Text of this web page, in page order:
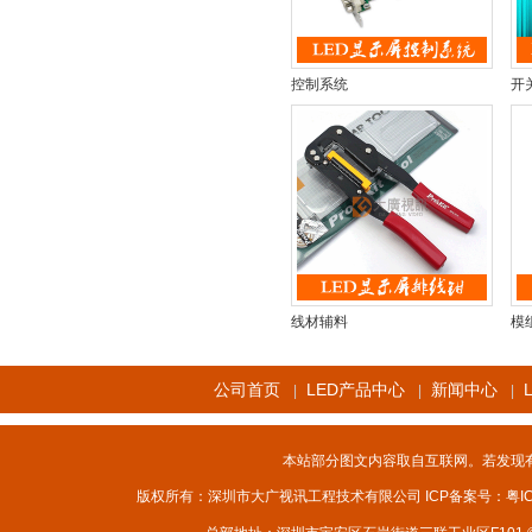
控制系统 开
线材辅料 模
公司首页 LED产品中心 新闻中心
本站部分图文内容取自互联网。若发
版权所有：深圳市大广视讯工程技术有限公司 ICP备案号： 粤